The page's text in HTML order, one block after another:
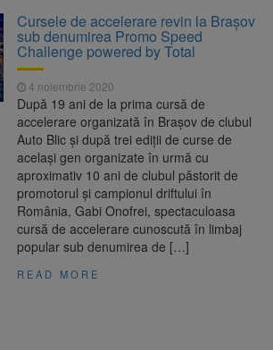
Betty Bromage a
aripa unui avion
fraților Andrew și
lor pe cauțiune în
Se schimbă examenul de
Subiecte unice în toată țara,
barem
Se schimbă regulile pentru
și ambalajele de unică
UE se aplică din 12
Cursele de accelerare revin la Brașov
sub denumirea Promo Speed
Challenge powered by Total
4 noiembrie 2020
După 19 ani de la prima cursă de
accelerare organizată în Brașov de clubul
Auto Blic și după trei ediții de curse de
același gen organizate în urmă cu
aproximativ 10 ani de clubul păstorit de
promotorul și campionul driftului în
România, Gabi Onofrei, spectaculoasa
cursă de accelerare cunoscută în limbaj
popular sub denumirea de […]
READ MORE